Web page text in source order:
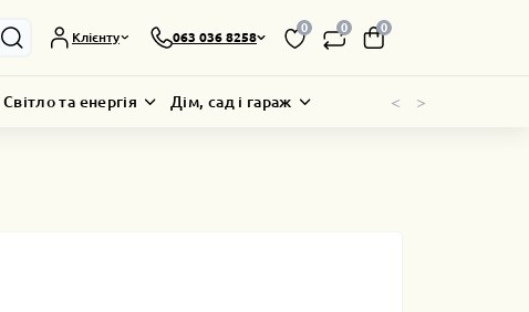
Клієнту 063 036 8258
0 0 0
Світло та енергія Дім, сад і гараж < >